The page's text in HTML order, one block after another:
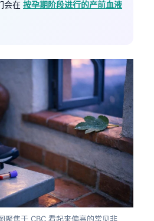
会在 按孕期阶段进行的产前血液
聚焦于 CBC 看起来偏高的常见非